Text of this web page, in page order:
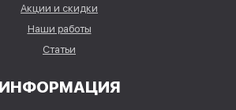
Акции и скидки
Наши работы
Статьи
ИНФОРМАЦИЯ